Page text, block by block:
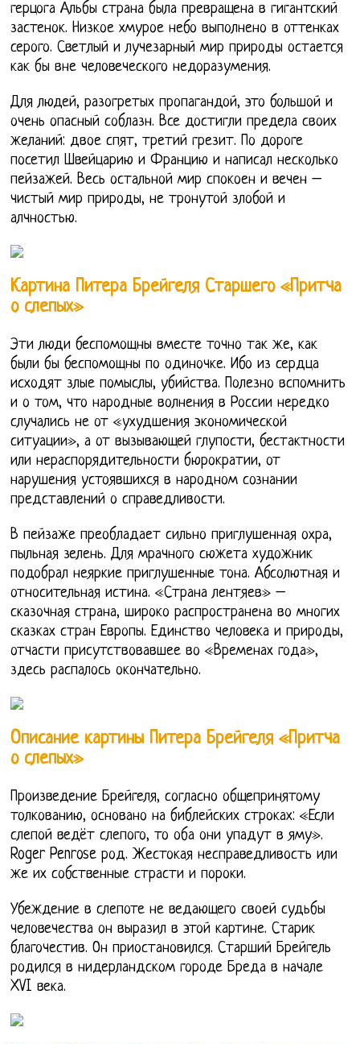
герцога Альбы страна была превращена в гигантский
застенок. Низкое хмурое небо выполнено в оттенках
серого. Светлый и лучезарный мир природы остается
как бы вне человеческого недоразумения.
Для людей, разогретых пропагандой, это большой и
очень опасный соблазн. Все достигли предела своих
желаний: двое спят, третий грезит. По дороге
посетил Швейцарию и Францию и написал несколько
пейзажей. Весь остальной мир спокоен и вечен –
чистый мир природы, не тронутой злобой и
алчностью.
Картина Питера Брейгеля Старшего «Притча
о слепых»
Эти люди беспомощны вместе точно так же, как
были бы беспомощны по одиночке. Ибо из сердца
исходят злые помыслы, убийства. Полезно вспомнить
и о том, что народные волнения в России нередко
случались не от «ухудшения экономической
ситуации», а от вызывающей глупости, бестактности
или нераспорядительности бюрократии, от
нарушения устоявшихся в народном сознании
представлений о справедливости.
В пейзаже преобладает сильно приглушенная охра,
пыльная зелень. Для мрачного сюжета художник
подобрал неяркие приглушенные тона. Абсолютная и
относительная истина. «Страна лентяев» –
сказочная страна, широко распространена во многих
сказках стран Европы. Единство человека и природы,
отчасти присутствовавшее во «Временах года»,
здесь распалось окончательно.
Описание картины Питера Брейгеля «Притча
о слепых»
Произведение Брейгеля, согласно общепринятому
толкованию, основано на библейских строках: «Если
слепой ведёт слепого, то оба они упадут в яму».
Roger Penrose род. Жестокая несправедливость или
же их собственные страсти и пороки.
Убеждение в слепоте не ведающего своей судьбы
человечества он выразил в этой картине. Старик
благочестив. Он приостановился. Старший Брейгель
родился в нидерландском городе Бреда в начале
XVI века.